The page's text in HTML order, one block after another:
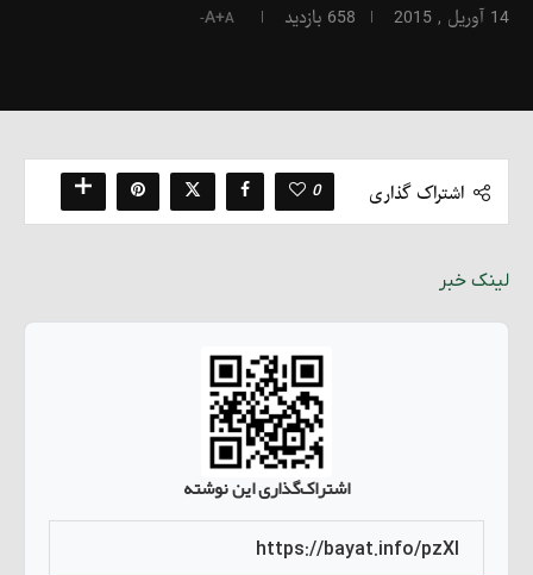
14 آوریل , 2015 658 بازدید A+A-
اشتراک گذاری 0
لینک خبر
اشتراک‌گذاری این نوشته